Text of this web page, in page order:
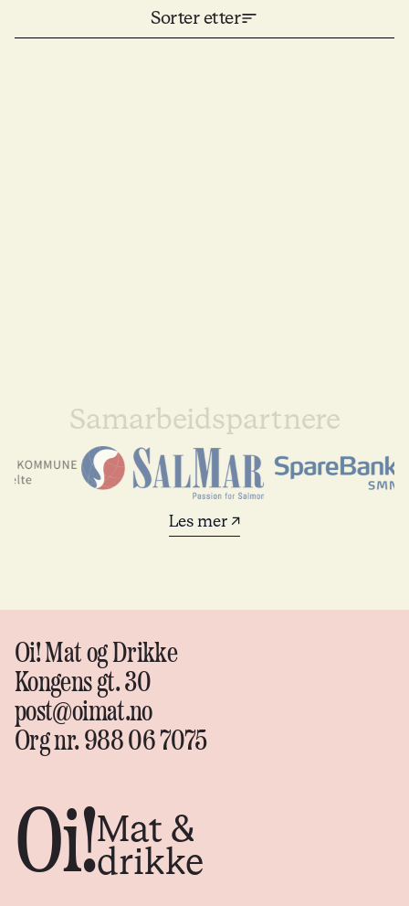
Sorter etter
Samarbeidspartnere
Les mer ↗
Oi! Mat og Drikke
Kongens gt. 30
post@oimat.no
Org nr. 988 06 7075
Oi!Mat &
drikke